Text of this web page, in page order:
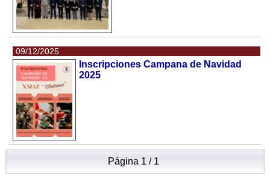
09/12/2025
Inscripciones Campana de Navidad
2025
Página 1 / 1